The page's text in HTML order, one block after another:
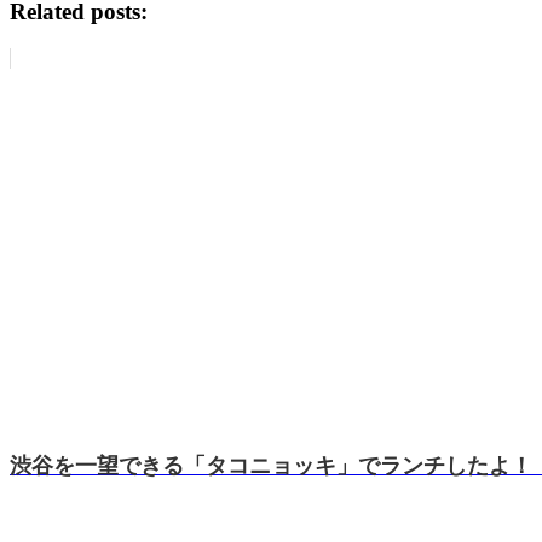
Related posts:
渋谷を一望できる「タコニョッキ」でランチした